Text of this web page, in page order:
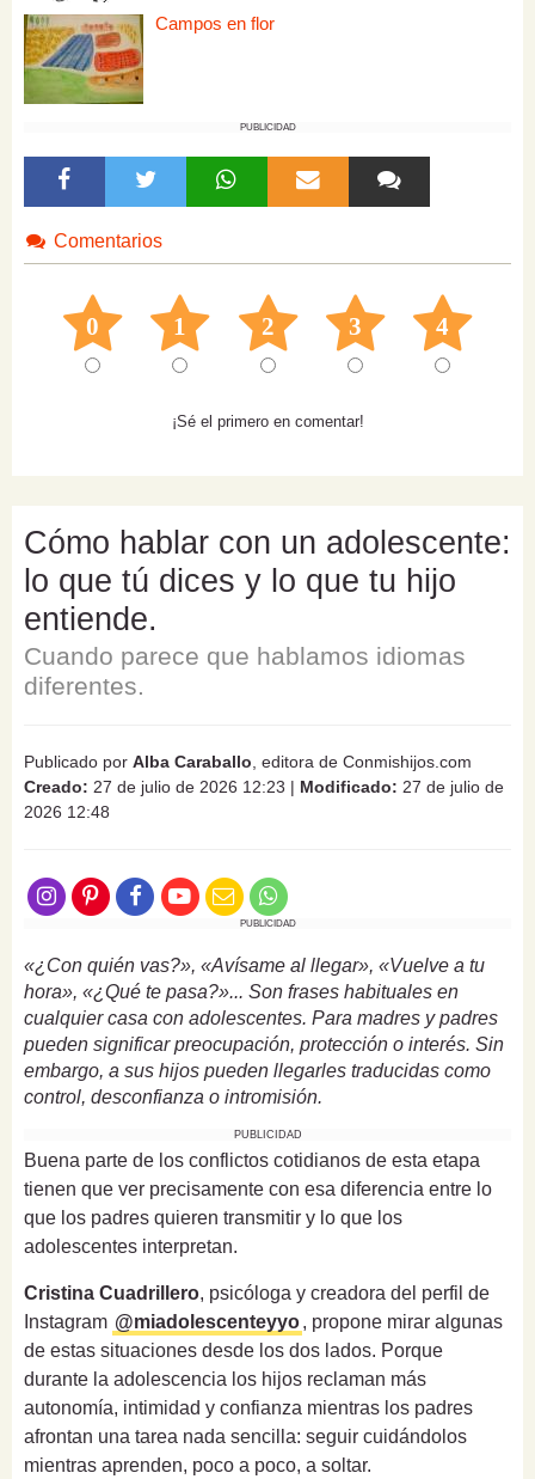
Campos en flor
PUBLICIDAD
Comentarios
0 1 2 3 4
¡Sé el primero en comentar!
Cómo hablar con un adolescente:
lo que tú dices y lo que tu hijo
entiende.
Cuando parece que hablamos idiomas
diferentes.
Publicado por Alba Caraballo , editora de Conmishijos.com
Creado: 27 de julio de 2026 12:23 | Modificado: 27 de julio de
2026 12:48
PUBLICIDAD
«¿Con quién vas?», «Avísame al llegar», «Vuelve a tu
hora», «¿Qué te pasa?»... Son frases habituales en
cualquier casa con adolescentes. Para madres y padres
pueden significar preocupación, protección o interés. Sin
embargo, a sus hijos pueden llegarles traducidas como
control, desconfianza o intromisión.
PUBLICIDAD
Buena parte de los conflictos cotidianos de esta etapa
tienen que ver precisamente con esa diferencia entre lo
que los padres quieren transmitir y lo que los
adolescentes interpretan.
Cristina Cuadrillero, psicóloga y creadora del perfil de
Instagram @miadolescenteyyo, propone mirar algunas
de estas situaciones desde los dos lados. Porque
durante la adolescencia los hijos reclaman más
autonomía, intimidad y confianza mientras los padres
afrontan una tarea nada sencilla: seguir cuidándolos
mientras aprenden, poco a poco, a soltar.